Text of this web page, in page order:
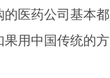
医药公司基本
用中国传统的